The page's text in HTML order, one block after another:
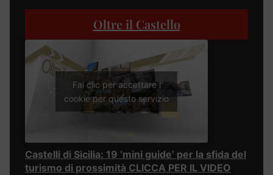
Oltre il Castello
Fai clic per accettare i
cookie per questo servizio
Castelli di Sicilia: 19 ‘mini guide’ per la sfida del
turismo di prossimità CLICCA PER IL VIDEO